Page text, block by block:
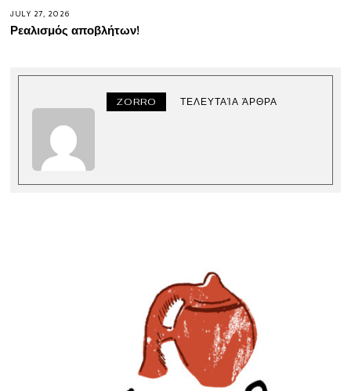
JULY 27, 2026
Ρεαλισμός αποβλήτων!
ZORRO ΤΕΛΕΥΤΑΊΑ ΆΡΘΡΑ